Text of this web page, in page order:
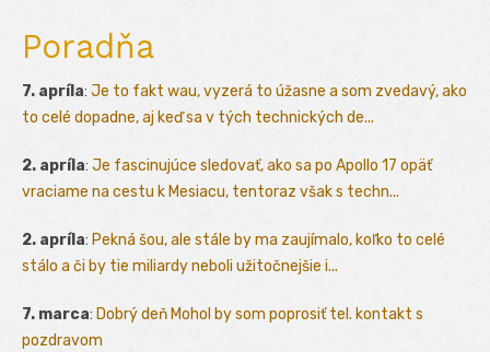
Poradňa
7. apríla: Je to fakt wau, vyzerá to úžasne a som zvedavý, ako
to celé dopadne, aj keď sa v tých technických de...
2. apríla: Je fascinujúce sledovať, ako sa po Apollo 17 opäť
vraciame na cestu k Mesiacu, tentoraz však s techn...
2. apríla: Pekná šou, ale stále by ma zaujímalo, koľko to celé
stálo a či by tie miliardy neboli užitočnejšie i...
7. marca: Dobrý deň Mohol by som poprosiť tel. kontakt s
pozdravom